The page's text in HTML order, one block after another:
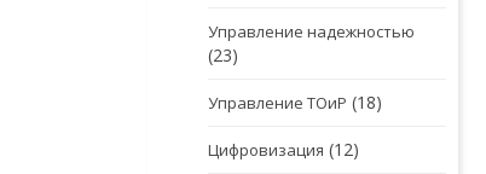
Управление надежностью
(23)
Управление ТОиР (18)
Цифровизация (12)